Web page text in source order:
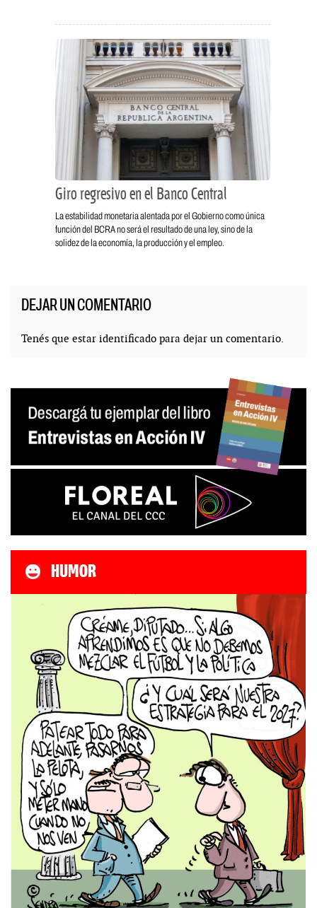
Giro regresivo en el Banco Central
La estabilidad monetaria alentada por el Gobierno como única
función del BCRA no será el resultado de una ley, sino de la
solidez de la economía, la producción y el empleo.
DEJAR UN COMENTARIO
Tenés que estar identificado para dejar un comentario.
HUMOR